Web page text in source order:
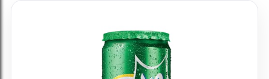
יח' – כשר